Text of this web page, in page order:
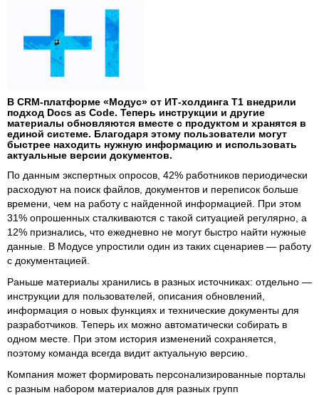
В CRM-платформе «Модус» от ИТ-холдинга Т1 внедрили
подход Docs as Code. Теперь инструкции и другие
материалы обновляются вместе с продуктом и хранятся в
единой системе. Благодаря этому пользователи могут
быстрее находить нужную информацию и использовать
актуальные версии документов.
По данным экспертных опросов, 42% работников периодически
расходуют на поиск файлов, документов и переписок больше
времени, чем на работу с найденной информацией. При этом
31% опрошенных сталкиваются с такой ситуацией регулярно, а
12% признались, что ежедневно не могут быстро найти нужные
данные. В Модусе упростили один из таких сценариев — работу
с документацией.
Раньше материалы хранились в разных источниках: отдельно —
инструкции для пользователей, описания обновлений,
информация о новых функциях и технические документы для
разработчиков. Теперь их можно автоматически собирать в
одном месте. При этом история изменений сохраняется,
поэтому команда всегда видит актуальную версию.
Компания может формировать персонализированные порталы
с разным набором материалов для разных групп